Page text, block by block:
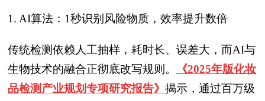
1. AI算法：1秒识别风险物质，效率提升数倍
传统检测依赖人工抽样，耗时长、误差大，而AI与
生物技术的融合正彻底改写规则。
《2025年版化妆
品检测产业规划专项研究报告》 揭示，通过百万级